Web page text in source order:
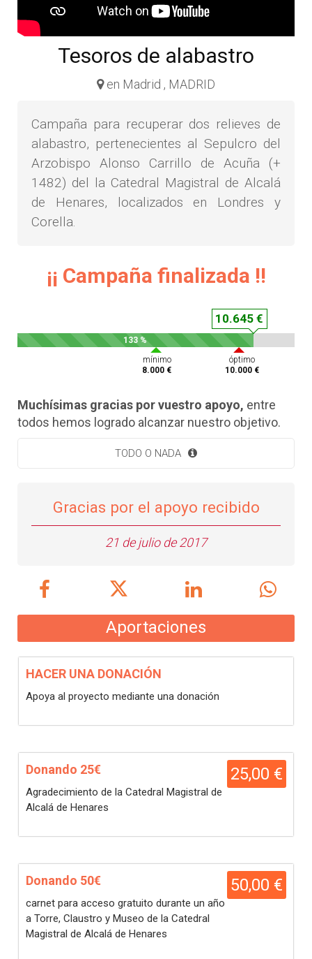
Tesoros de alabastro
en Madrid , MADRID
Campaña para recuperar dos relieves de
alabastro, pertenecientes al Sepulcro del
Arzobispo Alonso Carrillo de Acuña (+
1482) del la Catedral Magistral de Alcalá
de Henares, localizados en Londres y
Corella.
¡¡ Campaña finalizada !!
10.645 €
133 %
mínimo
8.000 €
óptimo
10.000 €
Muchísimas gracias por vuestro apoyo, entre
todos hemos logrado alcanzar nuestro objetivo.
TODO O NADA
Gracias por el apoyo recibido
21 de julio de 2017
Aportaciones
HACER UNA DONACIÓN
Apoya al proyecto mediante una donación
25,00 €
Donando 25€
Agradecimiento de la Catedral Magistral de
Alcalá de Henares
50,00 €
Donando 50€
carnet para acceso gratuito durante un año
a Torre, Claustro y Museo de la Catedral
Magistral de Alcalá de Henares